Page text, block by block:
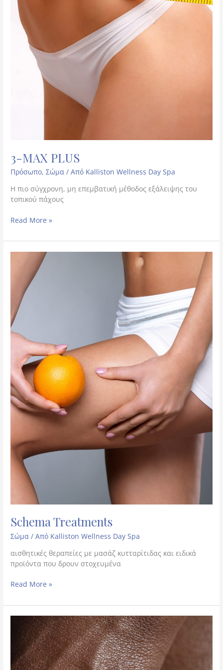
3-MAX PLUS
Πρόσωπο,Σώμα / Από Kalliston Wellness Day Spa
Η πιο σύγχρονη, μη επεμβατική μέθοδος εξάλειψης του
τοπικού πάχους
Read More »
Schema Treatments
Σώμα / Από Kalliston Wellness Day Spa
αισθητικές θεραπείες με μασάζ κυτταρίτιδας και ειδικά
προϊόντα που δρουν στοχευμένα
Treatments
Read More »
Cocoon
Treatments